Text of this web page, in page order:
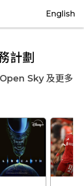
English
計劃
Sky及更多